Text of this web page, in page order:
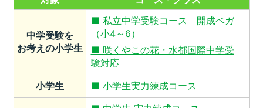
中学受験を
お考えの小学生
■ 私立中学受験コース 開成ベガ
（小4～6）
■ 咲くやこの花・水都国際中学受
験対応
小学生
■ 小学生実力練成コース